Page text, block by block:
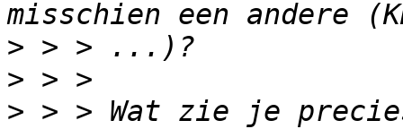
>
>
> > > Wat zie je